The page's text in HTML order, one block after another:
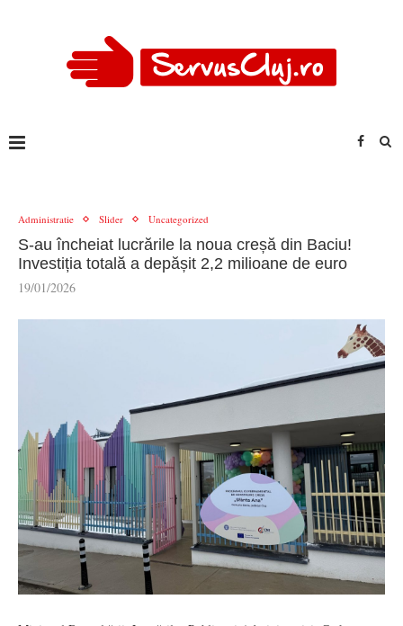
Administratie Slider Uncategorized
S-au încheiat lucrările la noua creșă din Baciu!
Investiția totală a depășit 2,2 milioane de euro
19/01/2026